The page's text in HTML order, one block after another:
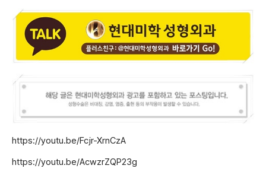
https://youtu.be/Fcjr-XrnCzA
https://youtu.be/AcwzrZQP23g